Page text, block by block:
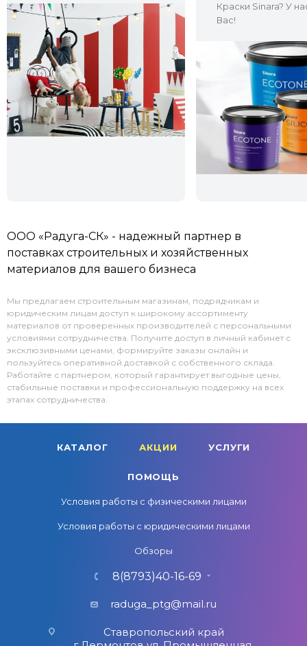
Краски Sinara? У
Вас!
ООО «Радуга-СК» - надежный партнер в
поставках строительных и хозяйственных
материалов для вашего бизнеса
Мы предлагаем строительным магазинам, подрядчикам и
юридическим лицам доступ к широкому ассортименту
материалов от проверенных производителей с персональными
условиями сотрудничества. Получите доступ в личный кабинет с
эксклюзивными ценами, формируйте заказы онлайн и
пользуйтесь оперативной доставкой с собственного склада.
Работайте с партнером, который гарантирует выгодные цены,
стабильные поставки и профессиональную поддержку на всех
этапах сотрудничества.
КАТАЛОГ АКЦИИ УСЛУГИ
ПОМОЩЬ
Условия работы с физическими лицами
Условия работы с юридическими лицами
Обзоры
8(8793)40-16-69
raduga_ptg@mail.ru
Ставропольский край